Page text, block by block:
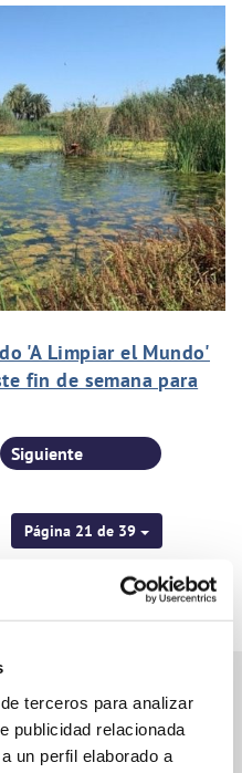
terceros para analizar
publicidad relacionada
un perfil elaborado a
'A Limpiar el Mundo'
fin de semana para
Página 21 de 39
Siguiente